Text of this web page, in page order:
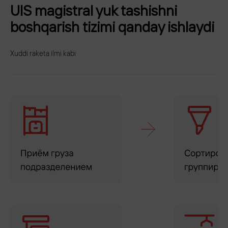
UIS magistral yuk tashishni
boshqarish tizimi qanday ishlaydi
Xuddi raketa ilmi kabi